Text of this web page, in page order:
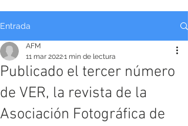
Entrada
Publicado el tercer número
de VER, la revista de la
Asociación Fotográfica de
AFM
11 mar 20221 min de lectura